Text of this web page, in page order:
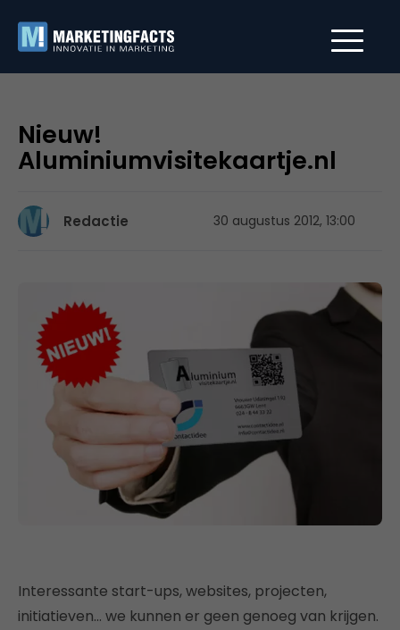
Nieuw!
Aluminiumvisitekaartje.nl
Redactie 30 augustus 2012, 13:00
Interessante start-ups, websites, projecten,
initiatieven… we kunnen er geen genoeg van krijgen.